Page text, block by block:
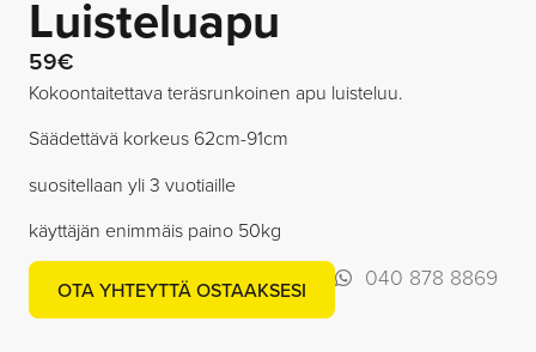
Luisteluapu
59€
Kokoontaitettava teräsrunkoinen apu luisteluu.
Säädettävä korkeus 62cm-91cm
suositellaan yli 3 vuotiaille
käyttäjän enimmäis paino 50kg
OTA YHTEYTTÄ OSTAAKSESI 040 878 8869